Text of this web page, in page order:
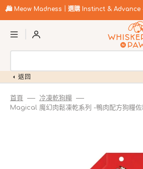
至
容
🛍️ Meow Madness｜選購 Instinct & Advance
返回
首頁
冷凍乾狗糧
Magical 魔幻肉鬆凍乾系列 -鴨肉配方狗糧佐